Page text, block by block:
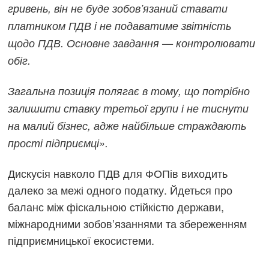
гривень, він не буде зобов’язаний ставати
платником ПДВ і не подаватиме звітність
щодо ПДВ. Основне завдання — контролювати
обіг.
Загальна позиція полягає в тому, що потрібно
залишити ставку третьої групи і не тиснути
на малий бізнес, адже найбільше страждають
прості підприємці».
Дискусія навколо ПДВ для ФОПів виходить
далеко за межі одного податку. Йдеться про
баланс між фіскальною стійкістю держави,
міжнародними зобов’язаннями та збереженням
підприємницької екосистеми.